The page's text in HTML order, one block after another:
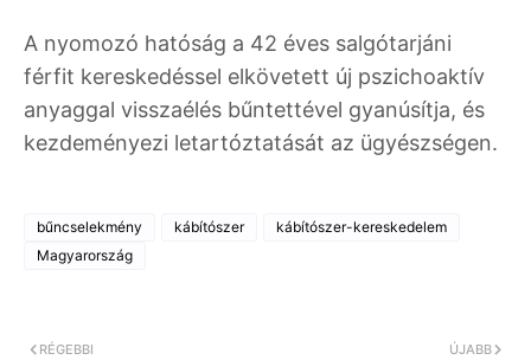
A nyomozó hatóság a 42 éves salgótarjáni
férfit kereskedéssel elkövetett új pszichoaktív
anyaggal visszaélés bűntettével gyanúsítja, és
kezdeményezi letartóztatását az ügyészségen.
bűncselekmény kábítószer
kábítószer-kereskedelem
Magyarország
ÚJABB
RÉGEBBI